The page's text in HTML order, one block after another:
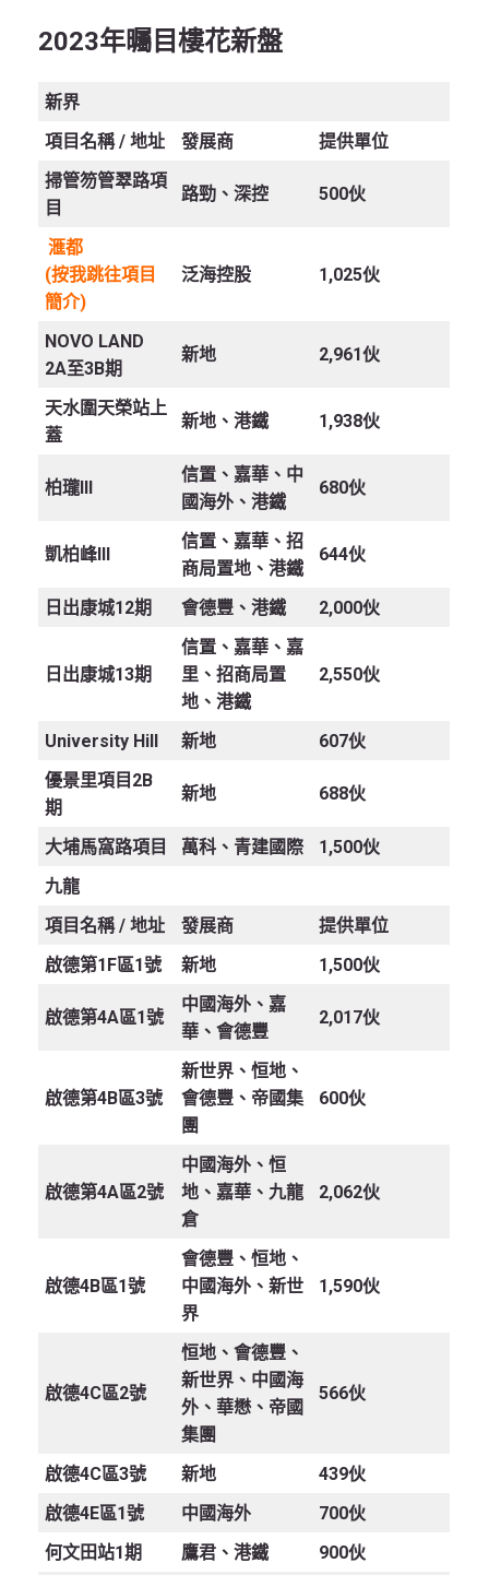
2023年曯目樓花新盤
新界
項目名稱 / 地址 發展商
提供單位
掃管笏管翠路項
目
路勁、深控 500伙
滙都
(按我跳往項目
簡介)
泛海控股 1,025伙
NOVO LAND
2A至3B期
新地 2,961伙
天水圍天榮站上
蓋
新地、港鐵 1,938伙
柏瓏III
信置、嘉華、中
國海外、港鐵
680伙
凱柏峰III
信置、嘉華、招
商局置地、港鐵
644伙
日出康城12期 會德豐、港鐵 2,000伙
日出康城13期
信置、嘉華、嘉
里、招商局置
地、港鐵
2,550伙
University Hill 新地
607伙
優景里項目2B
期
新地 688伙
大埔馬窩路項目 萬科、青建國際
1,500伙
九龍
項目名稱 / 地址 發展商
提供單位
啟德第1F區1號
新地 1,500伙
啟德第4A區1號
中國海外、嘉
華、會德豐
2,017伙
啟德第4B區3號
新世界、恒地、
會德豐、帝國集
團
600伙
啟德第4A區2號
中國海外、恒
地、嘉華、九龍
倉
2,062伙
啟德4B區1號
會德豐、恒地、
中國海外、新世
界
1,590伙
啟德4C區2號
恒地、會德豐、
新世界、中國海
外、華懋、帝國
集團
566伙
啟德4C區3號 新地
439伙
啟德4E區1號
中國海外
700伙
何文田站1期
鷹君、港鐵 900伙